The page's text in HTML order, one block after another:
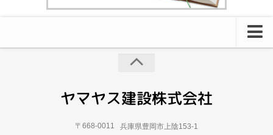
2DK・2LDK・2K〒668-0011 兵庫県豊岡市上陰153-1